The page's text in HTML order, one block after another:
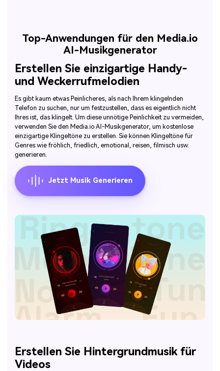
Top-Anwendungen für den Media.io
AI-Musikgenerator
Erstellen Sie einzigartige Handy-
und Weckerrufmelodien
Es gibt kaum etwas Peinlicheres, als nach Ihrem klingelnden
Telefon zu suchen, nur um festzustellen, dass es eigentlich nicht
Ihres ist, das klingelt. Um diese unnötige Peinlichkeit zu vermeiden,
verwenden Sie den Media.io AI-Musikgenerator, um kostenlose
einzigartige Klingeltöne zu erstellen. Sie können Klingeltöne für
Genres wie fröhlich, friedlich, emotional, reisen, filmisch usw.
generieren.
Jetzt Musik Generieren
Erstellen Sie Hintergrundmusik für
Videos